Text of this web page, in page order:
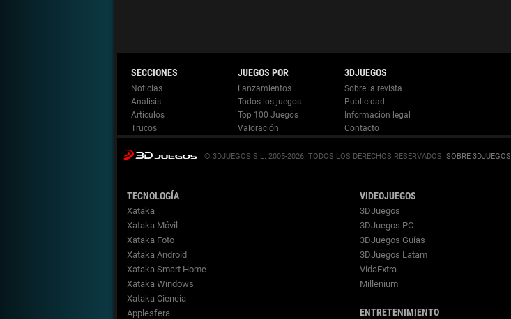
Noticias
Análisis
Artículos
Trucos
Lanzamientos
Todos los juegos
Top 100 Juegos
Valoración
Información legal
© 3DJUEGOS S.L. 2005-2026. . SOBRE 3DJUEGOS
TECNOLOGÍA
Xataka
Xataka Móvil
Xataka Foto
Xataka Android
Xataka Smart Home
Xataka Windows
Xataka Ciencia
Applesfera
VIDEOJUEGOS
3DJuegos
3DJuegos PC
3DJuegos Guías
3DJuegos Latam
VidaExtra
Millenium
ENTRETENIMIENTO